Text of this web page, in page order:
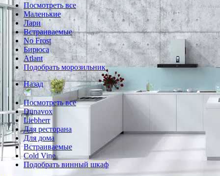
Посмотреть все
Маленькие
Лари
Встраиваемые
No Frost
Бирюса
Atlant
Подобрать морозильник
Назад
Посмотреть все
Dunavox
Liebherr
Для ресторана
Для дома
Встраиваемые
Cold Vine
Подобрать винный шкаф